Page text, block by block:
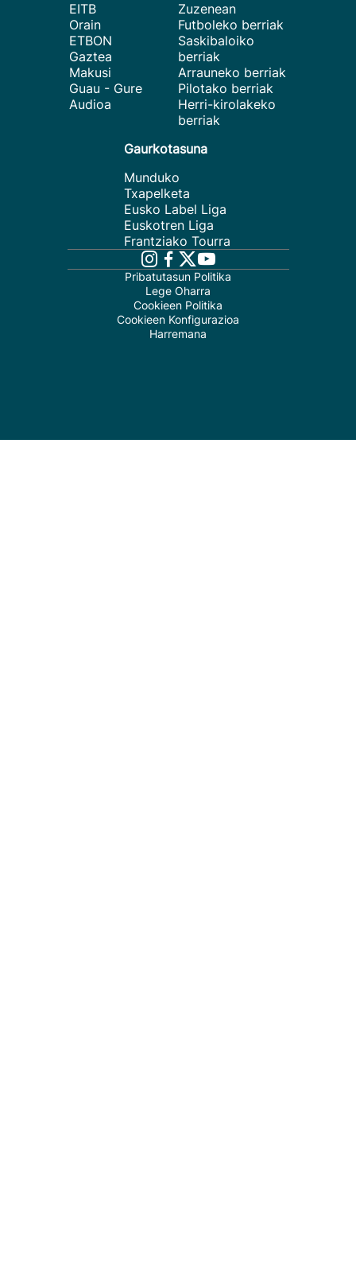
EITB
Orain
ETBON
Gaztea
Makusi
Guau - Gure
Audioa
Zuzenean
Futboleko berriak
Saskibaloiko
berriak
Arrauneko berriak
Pilotako berriak
Herri-kirolakeko
berriak
Gaurkotasuna
Munduko
Txapelketa
Eusko Label Liga
Euskotren Liga
Frantziako Tourra
Pribatutasun Politika
Lege Oharra
Cookieen Politika
Cookieen Konfigurazioa
Harremana